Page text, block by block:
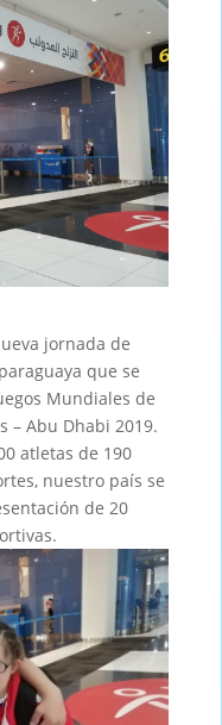
jornada de
que se
Mundiales de
– Abu Dhabi 2019.
atletas de 190
nuestro país se
de 20